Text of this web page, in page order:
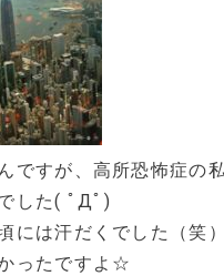
ですが、高所恐怖症の
した( ﾟДﾟ)
には汗だくでした（笑）
ったですよ☆